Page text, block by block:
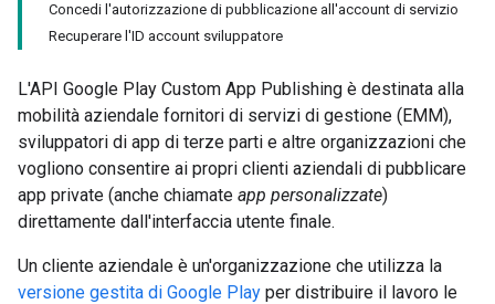
Concedi l'autorizzazione di pubblicazione all'account di servizio
Recuperare l'ID account sviluppatore
L'API Google Play Custom App Publishing è destinata alla
mobilità aziendale fornitori di servizi di gestione (EMM),
sviluppatori di app di terze parti e altre organizzazioni che
vogliono consentire ai propri clienti aziendali di pubblicare
app private (anche chiamate app personalizzate)
direttamente dall'interfaccia utente finale.
Un cliente aziendale è un'organizzazione che utilizza la
versione gestita di Google Play per distribuire il lavoro le